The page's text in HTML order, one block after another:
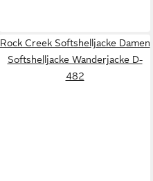
Rock Creek Softshelljacke Damen
Softshelljacke Wanderjacke D-
482